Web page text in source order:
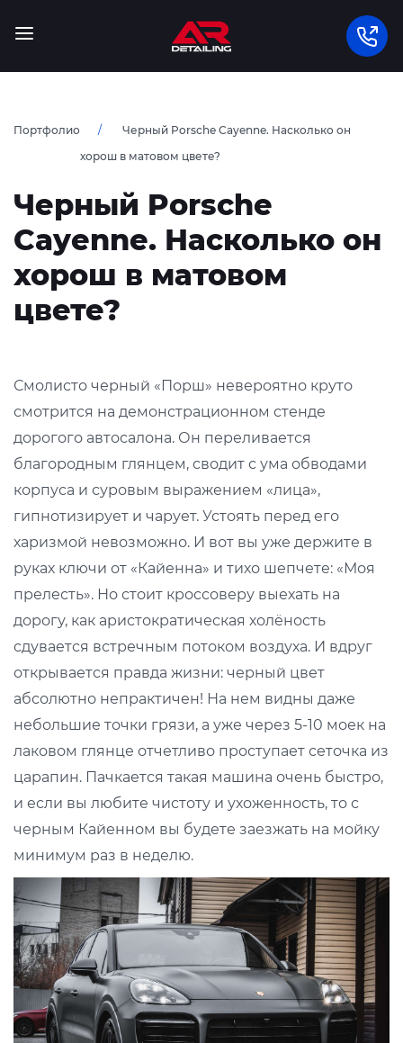
Портфолио
Черный Porsche Cayenne. Насколько он
хорош в матовом цвете?
Черный Porsche
Cayenne. Насколько он
хорош в матовом
цвете?
Смолисто черный «Порш» невероятно круто
смотрится на демонстрационном стенде
дорогого автосалона. Он переливается
благородным глянцем, сводит с ума обводами
корпуса и суровым выражением «лица»,
гипнотизирует и чарует. Устоять перед его
харизмой невозможно. И вот вы уже держите в
руках ключи от «Кайенна» и тихо шепчете: «Моя
прелесть». Но стоит кроссоверу выехать на
дорогу, как аристократическая холёность
сдувается встречным потоком воздуха. И вдруг
открывается правда жизни: черный цвет
абсолютно непрактичен! На нем видны даже
небольшие точки грязи, а уже через 5-10 моек на
лаковом глянце отчетливо проступает сеточка из
царапин. Пачкается такая машина очень быстро,
и если вы любите чистоту и ухоженность, то с
черным Кайенном вы будете заезжать на мойку
минимум раз в неделю.